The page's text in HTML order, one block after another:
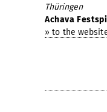
Thüringen
Achava
» to the